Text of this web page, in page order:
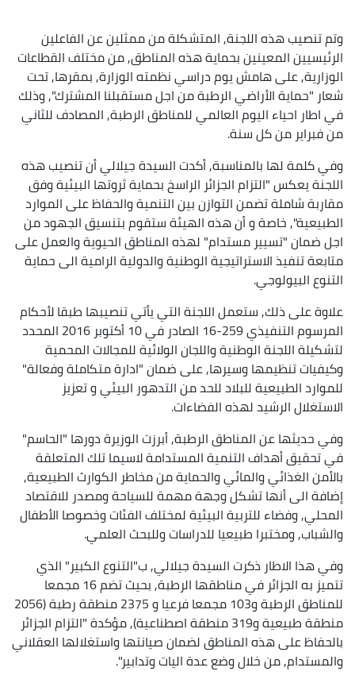
وتم تنصيب هذه اللجنة, المتشكلة من ممثلين عن الفاعلين
الرئيسيين المعينين بحماية هذه المناطق, من مختلف القطاعات
الوزارية, على هامش يوم دراسي نظمته الوزارة, بمقرها, تحت
شعار "حماية الأراضي الرطبة من اجل مستقبلنا المشترك", وذلك
في اطار احياء اليوم العالمي للمناطق الرطبة, المصادف للثاني
من فبراير من كل سنة.
وفي كلمة لها بالمناسبة, أكدت السيدة جيلالي أن تنصيب هذه
اللجنة يعكس "التزام الجزائر الراسخ بحماية ثروتها البيئية وفق
مقاربة شاملة تضمن التوازن بين التنمية والحفاظ على الموارد
الطبيعية", خاصة و أن هذه الهيئة ستقوم بتنسيق الجهود من
اجل ضمان "تسيير مستدام" لهذه المناطق الحيوية والعمل على
متابعة تنفيذ الاستراتيجية الوطنية والدولية الرامية الى حماية
التنوع البيولوجي.
علاوة على ذلك, ستعمل اللجنة التي يأتي تنصيبها طبقا لأحكام
المرسوم التنفيذي 259-16 الصادر في 10 أكتوبر 2016 المحدد
لتشكيلة اللجنة الوطنية واللجان الولائية للمجالات المحمية
وكيفيات تنظيمها وسيرها, على ضمان "ادارة متكاملة وفعالة"
للموارد الطبيعية للبلاد للحد من التدهور البيئي و تعزيز
الاستغلال الرشيد لهذه الفضاءات.
وفي حديثها عن المناطق الرطبة, أبرزت الوزيرة دورها "الحاسم"
في تحقيق أهداف التنمية المستدامة لاسيما تلك المتعلقة
بالأمن الغذائي والمائي والحماية من مخاطر الكوارث الطبيعية,
إضافة الى أنها تشكل وجهة مهمة للسياحة ومصدر للاقتصاد
المحلي, وفضاء للتربية البيئية لمختلف الفئات وخصوصا الأطفال
والشباب, ومختبرا طبيعيا للدراسات وللبحث العلمي.
وفي هذا الاطار ذكرت السيدة جيلالي, ب"التنوع الكبير" الذي
تتميز به الجزائر في مناطقها الرطبة, بحيث تضم 16 مجمعا
للمناطق الرطبة و103 مجمعا فرعيا و 2375 منطقة رطبة (2056
منطقة طبيعية و319 منطقة اصطناعية), مؤكدة "التزام الجزائر
بالحفاظ على هذه المناطق لضمان صيانتها واستغلالها العقلاني
والمستدام, من خلال وضع عدة اليات وتدابير".